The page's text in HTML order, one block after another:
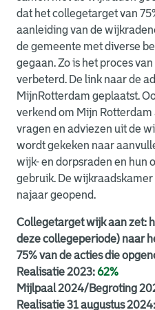
dat het collegetarget van
aanleiding van de
de gemeente met diverse
gegaan. Zo is het proces
verbeterd. De link naar de
MijnRotterdam geplaatst.
verkend om Mijn Rotterdam
vragen en adviezen uit de
wordt gekeken naar
wijk- en dorpsraden en hun
gebruik. De wijkraadskamer
najaar geopend.
Collegetarget wijk aan zet:
deze collegeperiode) naar
75% van de acties die
Realisatie 2023:62%
Mijlpaal 2024/Begroting
Realisatie 31 augustus